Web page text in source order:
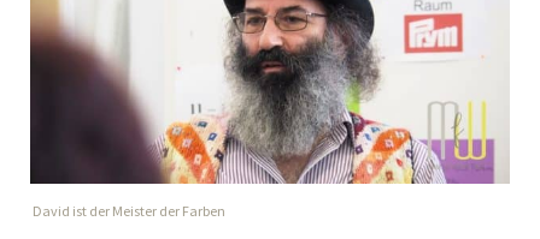
David ist der Meister der Farben